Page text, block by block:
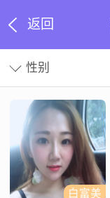
返回
性别
白富美